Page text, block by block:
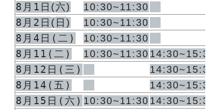
8月1日 (六) 10:30~11:30
8月2日 ( 日 ) 10:30~11:30
8月4日(二) 10:30~11:30
8月11(二) 10:30~11:30 14:30~15:30
8月12日(三) 14:30~15:30
8月14(五) 14:30~15:30
8月15日(六) 10:30~11:30 14:30~15:30